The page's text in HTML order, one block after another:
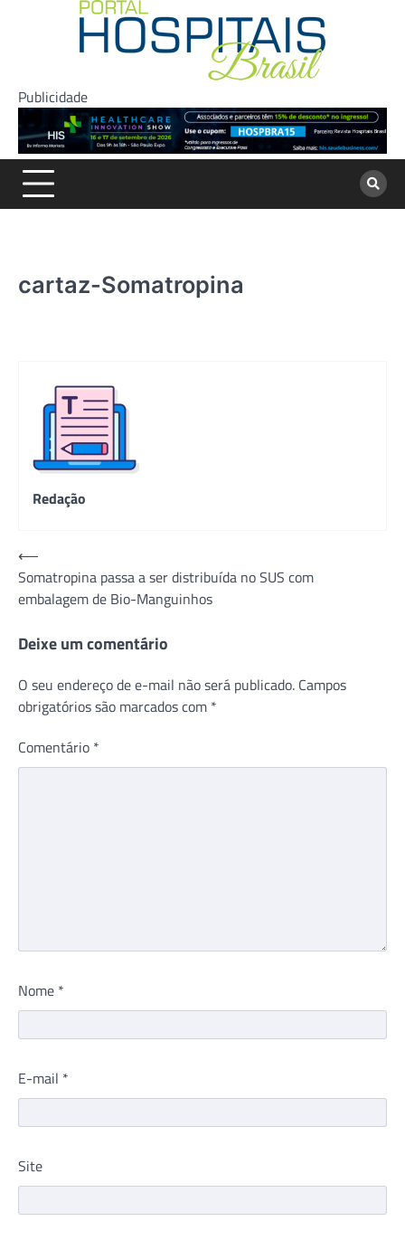
Publicidade
cartaz-Somatropina
Redação
Navegação
de
Post
⟵
Somatropina passa a ser distribuída no SUS com
embalagem de Bio-Manguinhos
Deixe um comentário
O seu endereço de e-mail não será publicado. Campos
obrigatórios são marcados com *
Comentário *
Nome *
E-mail *
Site